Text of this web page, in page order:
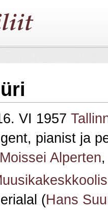
VI 1957
pianist ja
Moissei Alperten
(Hans